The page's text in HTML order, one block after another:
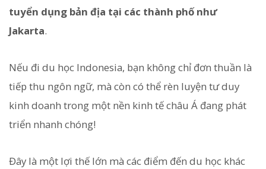
tuyển dụng bản địa tại các thành phố như
Jakarta.
Nếu đi du học Indonesia, bạn không chỉ đơn thuần là
tiếp thu ngôn ngữ, mà còn có thể rèn luyện tư duy
kinh doanh trong một nền kinh tế châu Á đang phát
triển nhanh chóng!
Đây là một lợi thế lớn mà các điểm đến du học khác